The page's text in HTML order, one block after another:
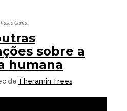
Vasco Gama
sobre a
humana
de Theramin Trees